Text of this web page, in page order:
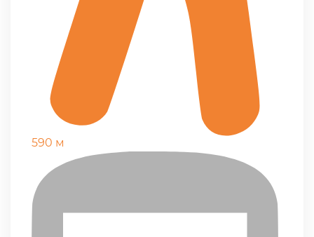
590 м